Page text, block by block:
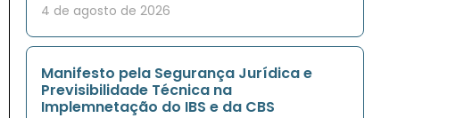
4 de agosto de 2026
Manifesto pela Segurança Jurídica e
Previsibilidade Técnica na
Implemnetação do IBS e da CBS